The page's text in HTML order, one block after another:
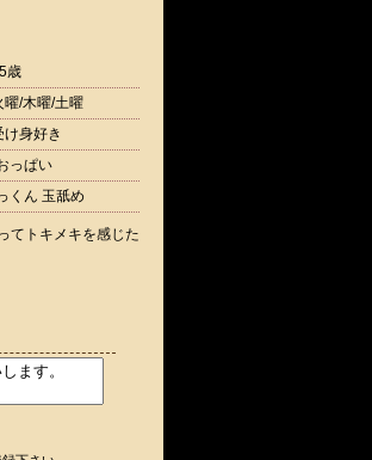
歳
曜/木曜/土曜
け身好き
っぱい
くん 玉舐め
てトキメキを感じた